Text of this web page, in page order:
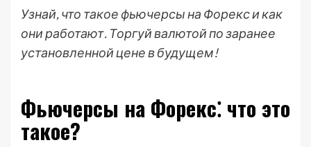
Узнай, что такое фьючерсы на Форекс и как
они работают. Торгуй валютой по заранее
установленной цене в будущем!
Фьючерсы на Форекс⁚ что это
такое?